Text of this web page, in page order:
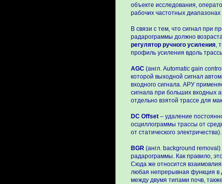
объекте исследования,
рабочих частотных
В связи с тем, что сигнал при
радарограммы должно
регулятор ручного усиления,
профиль усиления вдоль
AGC(англ. Automatic gain
которой выходной сигнал
входного сигнала. АРУ
сигнала при больших входных
отдельно взятой трассе для
DC Offset– удаление
осциллограммы трассы от
от статического электричества).
BGR(англ. background
радарограммы. Как правило,
Сюда же относится
любая непрерывная функция в
между двумя типами почв,